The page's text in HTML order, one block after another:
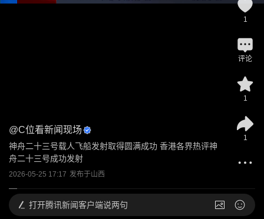
@C位看新闻现场
神舟二十三号载人飞船发射取得圆满成功 香港各界热评神
舟二十三号成功发射
2026-05-25 17:17 发布于山西
1
评论
1
1
打开腾讯新闻客户端说两句